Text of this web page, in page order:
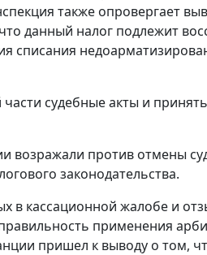
также опровергает
данный налог подлежит
списания
судебные акты и
возражали против отмены
законодательства.
в кассационной жалобе и
применения
пришел к выводу о том,